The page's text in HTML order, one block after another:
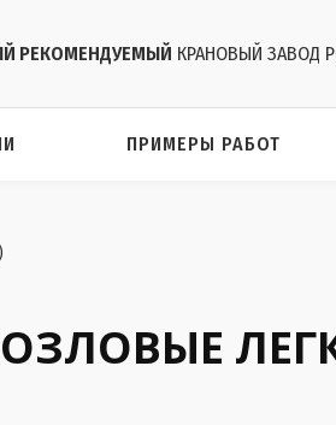
РЕКОМЕНДУЕМЫЙ КРАНОВЫЙ ЗАВОД
ПРИМЕРЫ РАБОТ